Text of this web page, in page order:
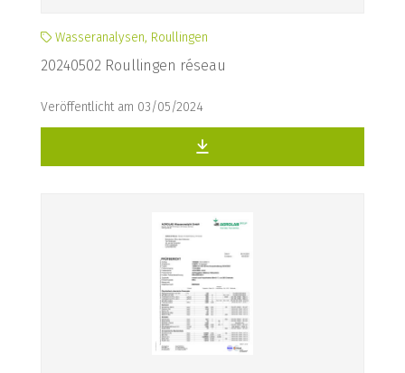
Wasseranalysen, Roullingen
20240502 Roullingen réseau
Veröffentlicht am 03/05/2024